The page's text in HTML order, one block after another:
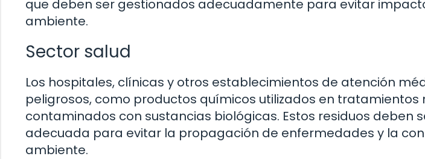
que deben ser gestionados adecuadamente para evitar
ambiente.
Sector salud
Los hospitales, clínicas y otros establecimientos de atención
peligrosos, como productos químicos utilizados en tratamientos
contaminados con sustancias biológicas. Estos residuos deben
adecuada para evitar la propagación de enfermedades y la
ambiente.